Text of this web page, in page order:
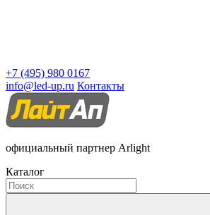
+7 (495) 980 0167
info@led-up.ru Контакты
официальный партнер Arlight
Каталог